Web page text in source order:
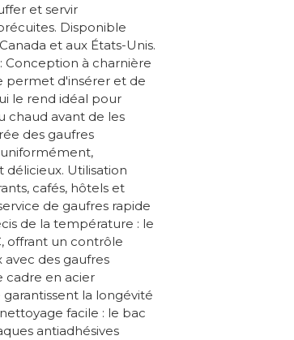
et servir
Disponible
et aux États-Unis.
Conception à charnière
permet d'insérer et de
le rend idéal pour
chaud avant de les
des gaufres
Utilisation
cafés, hôtels et
de gaufres rapide
de la température : le
offrant un contrôle
des gaufres
cadre en acier
la longévité
facile : le bac
antiadhésives